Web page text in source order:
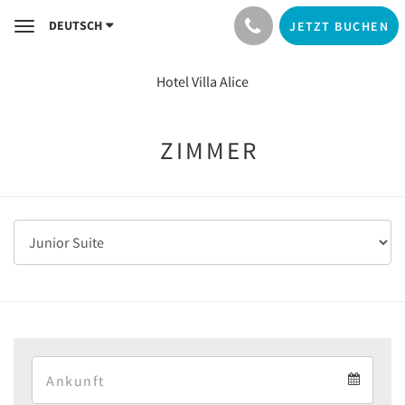
ToggleDEUTSCH JETZT BUCHEN
Hotel Villa Alice
ZIMMER